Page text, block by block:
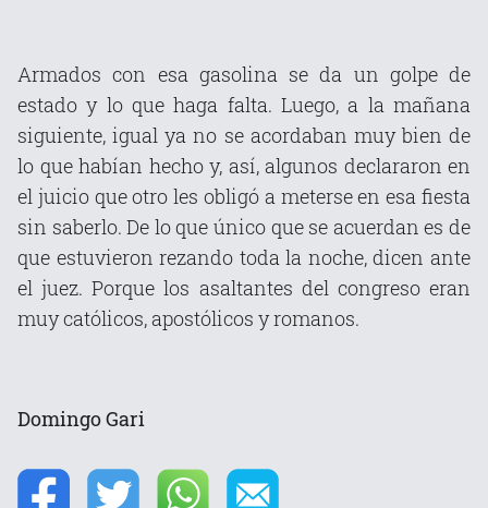
Armados con esa gasolina se da un golpe de
estado y lo que haga falta. Luego, a la mañana
siguiente, igual ya no se acordaban muy bien de
lo que habían hecho y, así, algunos declararon en
el juicio que otro les obligó a meterse en esa fiesta
sin saberlo. De lo que único que se acuerdan es de
que estuvieron rezando toda la noche, dicen ante
el juez. Porque los asaltantes del congreso eran
muy católicos, apostólicos y romanos.
Domingo Gari